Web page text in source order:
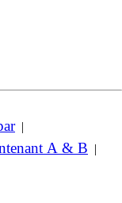
|
A & B |